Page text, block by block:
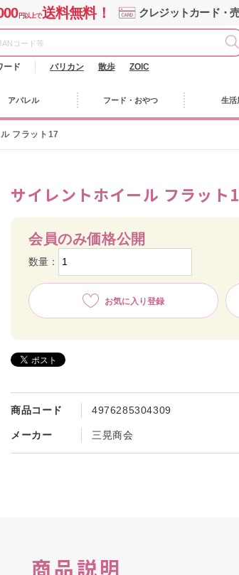
円以上で送料無料！ クレジットカード・
ード バリカン 散歩 ZOIC
アパレル フード・おやつ 生活
フラット17
サイレントホイール フラット
商品コード 4976285304309
メーカー 三晃商会
会員のみ価格公開
数量：
お気に入り登録
商品説明